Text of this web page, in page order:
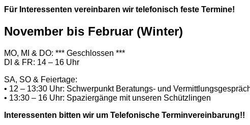
Für Interessenten vereinbaren wir telefonisch feste Termine!
November bis Februar (Winter)
MO, MI & DO: *** Geschlossen ***
DI & FR: 14 – 16 Uhr
SA, SO & Feiertage:
• 12 – 13:30 Uhr: Schwerpunkt Beratungs- und
• 13:30 – 16 Uhr: Spaziergänge mit unseren Schützlingen
Interessenten bitten wir um Telefonische Terminvereinbarung!!